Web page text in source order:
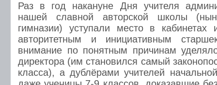
Раз в год накануне Дня учителя
нашей славной авторской школы
гимназии) уступали место в
авторитетным и инициативным
внимание по понятным причинам
директора (им становился самый
класса), а дублёрами учителей